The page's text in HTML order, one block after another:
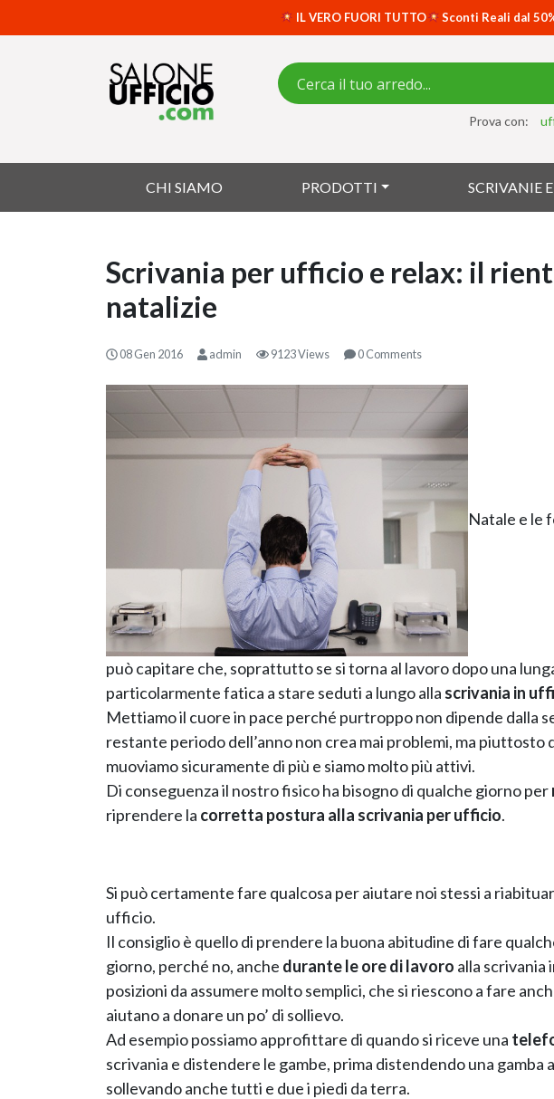
IL VERO FUORI TUTTO Sconti Reali dal
Prova con:
CHI SIAMO PRODOTTI SCRIVANIE
Scrivania per ufficio e relax: il
natalizie
08 Gen 2016 admin 9123 Views 0 Comments
Natale e le
può capitare che, soprattutto se si torna al lavoro dopo una
particolarmente fatica a stare seduti a lungo alla scrivania in
Mettiamo il cuore in pace perché purtroppo non dipende dalla
restante periodo dell’anno non crea mai problemi, ma piuttosto
muoviamo sicuramente di più e siamo molto più attivi.
Di conseguenza il nostro fisico ha bisogno di qualche giorno per
riprendere la corretta postura alla scrivania per ufficio.
Si può certamente fare qualcosa per aiutare noi stessi a
ufficio.
Il consiglio è quello di prendere la buona abitudine di fare
giorno, perché no, anche durante le ore di lavoro alla scrivania
posizioni da assumere molto semplici, che si riescono a fare
aiutano a donare un po’ di sollievo.
Ad esempio possiamo approfittare di quando si riceve una
scrivania e distendere le gambe, prima distendendo una
sollevando anche tutti e due i piedi da terra.